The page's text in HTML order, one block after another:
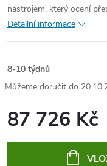
nástrojem, který ocení
Detailní informace
8-10 týdnů
87 726 Kč